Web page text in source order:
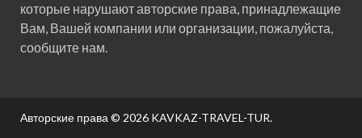
которые нарушают авторские права, принадлежащие
Вам, Вашей компании или организации, пожалуйста,
сообщите нам.
Авторские права © 2026 KAVKAZ-TRAVEL-TUR.